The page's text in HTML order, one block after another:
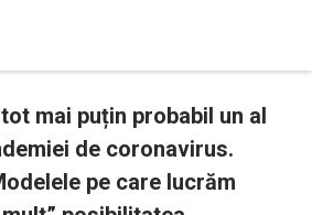
mai puțin probabil un al
de coronavirus.
pe care lucrăm